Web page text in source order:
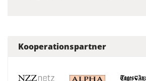
Kooperationspartner